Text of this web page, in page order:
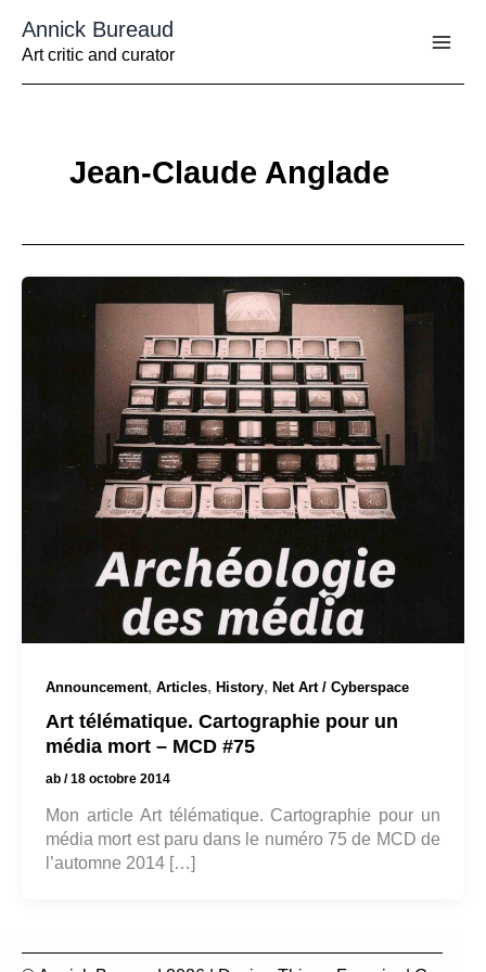
contenu
Annick Bureaud
Art critic and curator
Jean-Claude Anglade
Announcement, Articles, History, Net Art / Cyberspace
Art télématique. Cartographie pour un
média mort – MCD #75
ab /18 octobre 2014
Mon article Art télématique. Cartographie pour un
média mort est paru dans le numéro 75 de MCD de
l’automne 2014 […]